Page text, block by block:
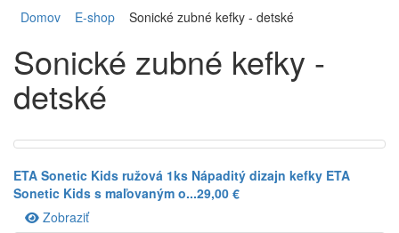
Domov
E-shop Sonické zubné kefky - detské
Sonické zubné kefky -
detské
ETA Sonetic Kids ružová 1ks Nápaditý dizajn kefky ETA
Sonetic Kids s maľovaným o...29,00 €
Zobraziť